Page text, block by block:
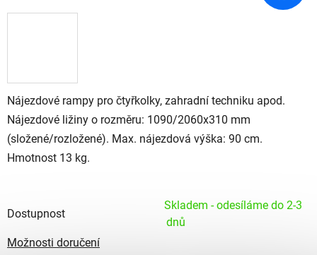
Nájezdové rampy pro čtyřkolky, zahradní techniku apod.
Nájezdové ližiny o rozměru: 1090/2060x310 mm
(složené/rozložené). Max. nájezdová výška: 90 cm.
Hmotnost 13 kg.
Dostupnost
Skladem - odesíláme do 2-3
dnů
Možnosti doručení